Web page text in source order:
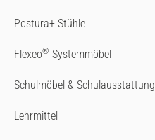
Postura+ Stühle
Flexeo® Systemmöbel
Schulmöbel & Schulausstattung
Lehrmittel